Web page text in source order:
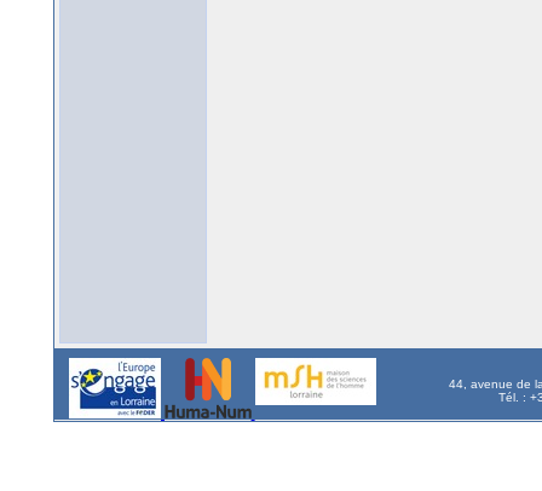
44, avenue de
Tél. :